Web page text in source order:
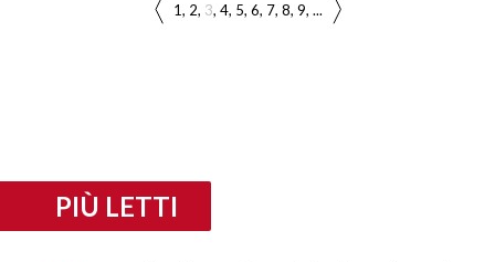
1 2 3 4 5 6 7 8 9 ...
PIÙ LETTI